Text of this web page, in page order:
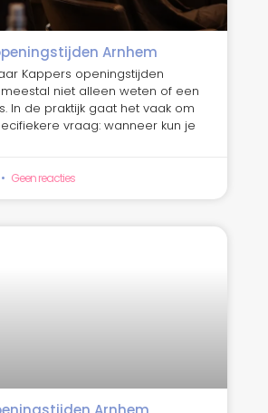
Arnhem
Kappers openingstijden
meestal niet alleen weten of een
In de praktijk gaat het vaak om
vraag: wanneer kun je
Geen reacties